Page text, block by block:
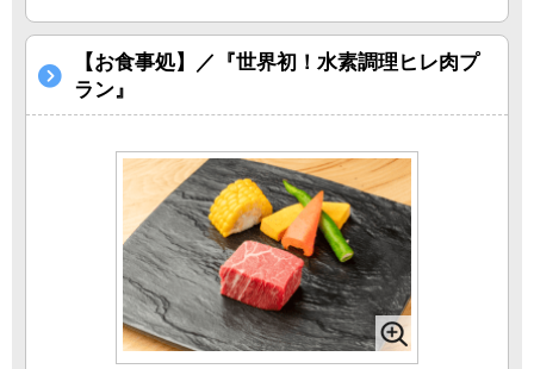
【お食事処】／『世界初！水素調理ヒレ肉プ
ラン』